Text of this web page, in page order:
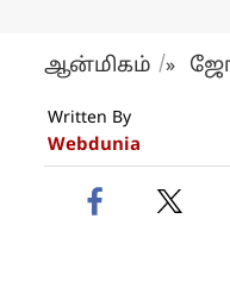
ஆன்மிகம் »
Written By
Webdunia